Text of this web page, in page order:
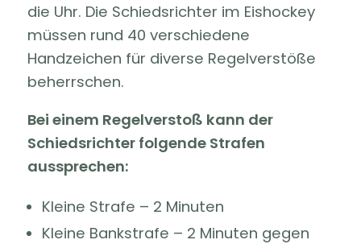
die Uhr. Die Schiedsrichter im Eishockey
müssen rund 40 verschiedene
Handzeichen für diverse Regelverstöße
beherrschen.
Bei einem Regelverstoß kann der
Schiedsrichter folgende Strafen
aussprechen:
Kleine Strafe – 2 Minuten
Kleine Bankstrafe – 2 Minuten gegen